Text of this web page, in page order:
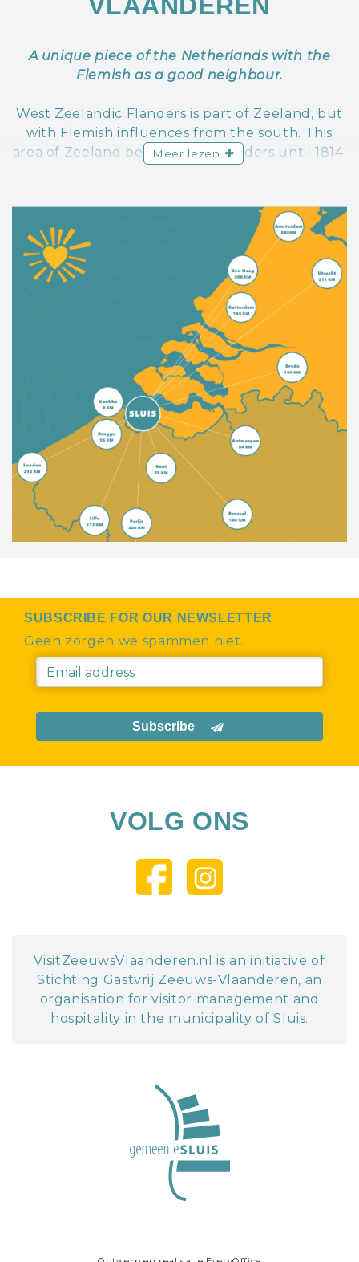
A unique piece of the Netherlands with the
Flemish as a good neighbour.
West Zeelandic Flanders is part of Zeeland, but
with Flemish influences from the south. This
area of Zeeland belonged to Flanders until 1814.
"epicurean" atmosphere.
West Zeelandic Flanders offers the best of both
worlds; a rich cultural history, picturesque
towns and villages, miles of sandy beaches,
beautiful bike trails, rugged nature—this place
has it all.
Meer lezen
SUBSCRIBE FOR OUR NEWSLETTER
Geen zorgen we spammen niet.
Subscribe
VOLG ONS
VisitZeeuwsVlaanderen.nl is an initiative of
Stichting Gastvrij Zeeuws-Vlaanderen, an
organisation for visitor management and
hospitality in the municipality of Sluis.